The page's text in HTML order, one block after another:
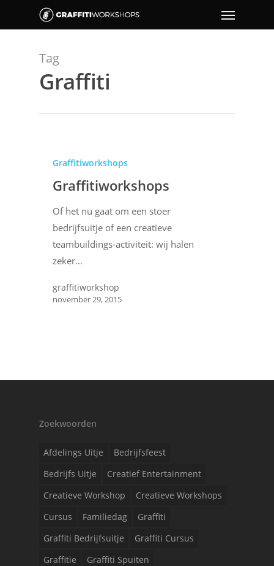
Tag
Graffiti
Graffitiworkshops
Graffitiworkshops
Of het nu gaat om een stoer
bedrijfsuitje of een creatieve
teambuildings-activiteit: wij halen
zeker…
graffitiworkshop
november 29, 2015
Zoekwoorden
Afdelings Uitje
Bedrijfsfeest
Bedrijfs Uitje
Creatief Entertainment
Creatieve Workshop
Creatieve Workshops
Cursus
Familiedag
Graffiti
Graffiti Bedrijfsuitje
Graffiti Cursus
Graffitie
Graffiti Spuiten